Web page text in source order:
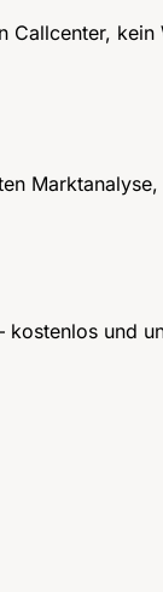
Callcenter, kein
kostenlos und